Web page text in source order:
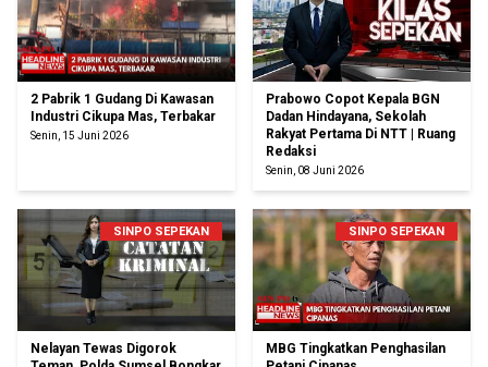
2 Pabrik 1 Gudang Di Kawasan
Industri Cikupa Mas, Terbakar
Senin, 15 Juni 2026
Prabowo Copot Kepala BGN
Dadan Hindayana, Sekolah
Rakyat Pertama Di NTT | Ruang
Redaksi
Senin, 08 Juni 2026
SINPO SEPEKAN
Nelayan Tewas Digorok
SINPO SEPEKAN
MBG Tingkatkan Penghasilan